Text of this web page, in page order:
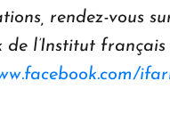
rendez-vous
de l’Institut français